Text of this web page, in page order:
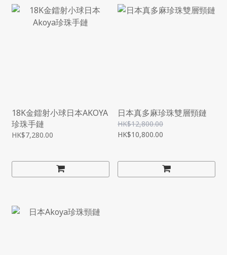
18K金鐳射小球日本AKOYA
珍珠手鏈
HK$7,280.00
日本真多麻珍珠雙層頸鏈
HK$12,800.00
HK$10,800.00